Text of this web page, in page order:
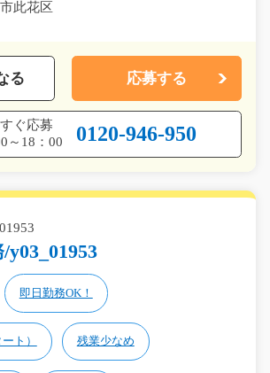
此花区
る 応募する
すぐ応募
～18：00
0120-946-950
y03_01953
即日勤務OK！
ト） 残業少なめ